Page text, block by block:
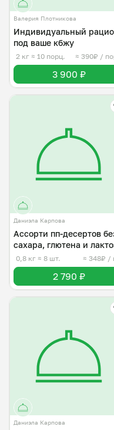
Валерия Плотникова
Индивидуальный
под ваше кбжу
2 кг ≈ 10 порц. ≈ 390₽ /
3 900 ₽
Даниэла Карпова
Ассорти пп-десертов
сахара, глютена и
0,8 кг ≈ 8 шт. ≈ 348₽ /
2 790 ₽
Даниэла Карпова